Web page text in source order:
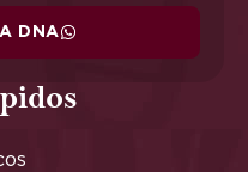
DNA